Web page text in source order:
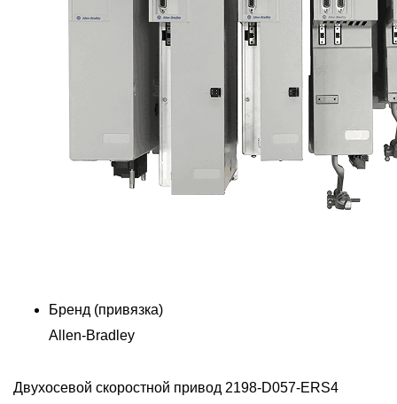
Бренд (привязка)
Allen-Bradley
Двухосевой скоростной привод 2198-D057-ERS4